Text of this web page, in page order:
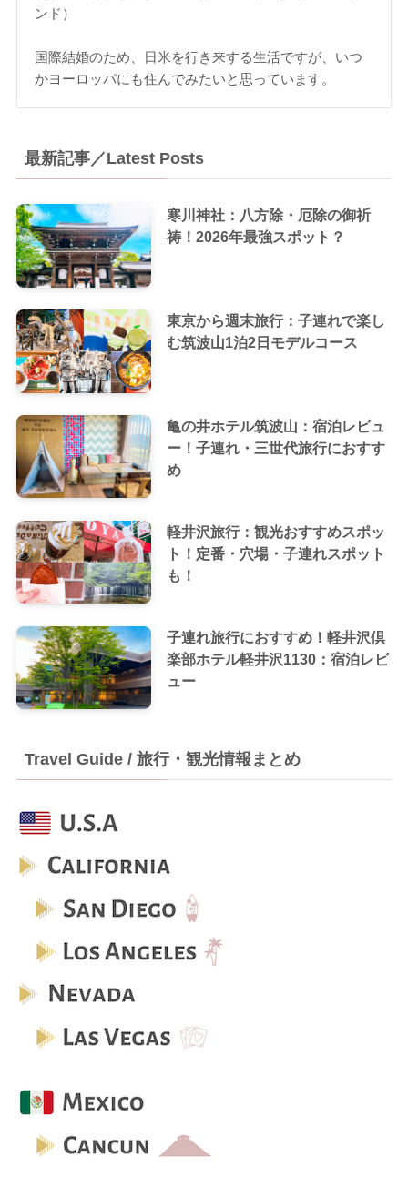
ンド）
国際結婚のため、日米を行き来する生活ですが、いつ
かヨーロッパにも住んでみたいと思っています。
最新記事／Latest Posts
寒川神社：八方除・厄除の御祈
祷！2026年最強スポット？
東京から週末旅行：子連れで楽し
む筑波山1泊2日モデルコース
亀の井ホテル筑波山：宿泊レビュ
ー！子連れ・三世代旅行におすす
め
軽井沢旅行：観光おすすめスポッ
ト！定番・穴場・子連れスポット
も！
子連れ旅行におすすめ！軽井沢倶
楽部ホテル軽井沢1130：宿泊レビ
ュー
Travel Guide / 旅行・観光情報まとめ